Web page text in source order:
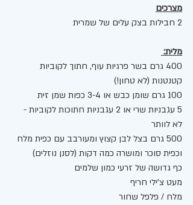
מצרכים
2 חבילות בצק עלים של שמרית
מלית:
400 גרם בשר פרגיות עוף, חתוך לקוביות
קטנטנות (לא טחון!)
100 גרם שומן כבש או 3-4 כפות שמן זית
5 עגבניות שרי או 2 עגבניות חתוכות לקוביות -
לא לוותר
500 גרם בצל לבן קצוץ ומעורבב עם כפית מלח
וכפית סוכר ומושרה כמה דקות (לסנן נוזלים)
כף גדושה של זרעי כמון שלמים
מעט צ'ילי חריף
מלח / פלפל שחור